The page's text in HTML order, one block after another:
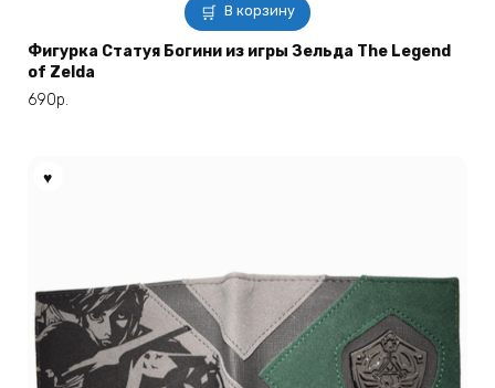
В корзину
Фигурка Статуя Богини из игры Зельда The Legend
of Zelda
690р.